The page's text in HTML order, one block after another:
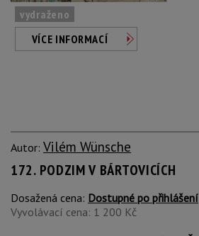
vydraženo
VÍCE INFORMACÍ
Autor: Vilém Wünsche
172. PODZIM V BÁRTOVICÍCH
Dosažená cena: Dostupné po přihlášení
Vyvolávací cena: 1 200 Kč